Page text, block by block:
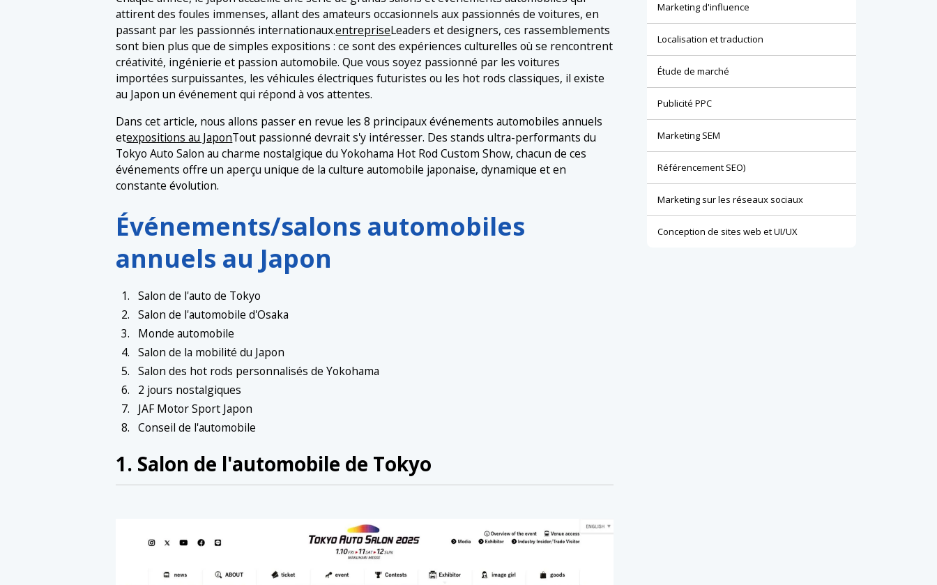
attirent des foules immenses, allant des amateurs occasionnels aux passionnés de voitures, en
passant par les passionnés internationaux.entrepriseLeaders et designers, ces rassemblements
sont bien plus que de simples expositions : ce sont des expériences culturelles où se rencontrent
créativité, ingénierie et passion automobile. Que vous soyez passionné par les voitures
importées surpuissantes, les véhicules électriques futuristes ou les hot rods classiques, il existe
au Japon un événement qui répond à vos attentes.
Dans cet article, nous allons passer en revue les 8 principaux événements automobiles annuels
etexpositions au JaponTout passionné devrait s'y intéresser. Des stands ultra-performants du
Tokyo Auto Salon au charme nostalgique du Yokohama Hot Rod Custom Show, chacun de ces
événements offre un aperçu unique de la culture automobile japonaise, dynamique et en
constante évolution.
Événements/salons automobiles
annuels au Japon
Salon de l'auto de Tokyo
Salon de l'automobile d'Osaka
Monde automobile
Salon de la mobilité du Japon
Salon des hot rods personnalisés de Yokohama
2 jours nostalgiques
JAF Motor Sport Japon
Conseil de l'automobile
1. Salon de l'automobile de Tokyo
Marketing d'influence
Localisation et traduction
Étude de marché
Publicité PPC
Marketing SEM
Référencement SEO)
Marketing sur les réseaux sociaux
Conception de sites web et UI/UX